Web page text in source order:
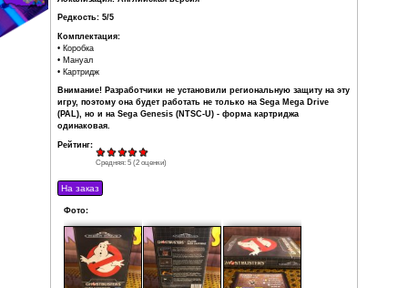
Издатель: Sega
Дата выпуска: 1990
Регион: PAL
Жанр: Action / Platformer
Кол-во игроков: 1
Состояние: Очень хорошее
Комплектация:
• Коробка
• Мануал
• Картридж